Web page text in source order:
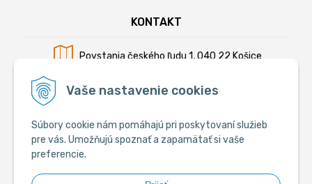
Vaše nastavenie cookies
Súbory cookie nám pomáhajú pri poskytovaní služieb
pre vás. Umožňujú spoznať a zapamätať si vaše
preferencie.
KONTAKT
Povstania českého ľudu 1, 040 22 Košice
Mobil:+421 902 794 355
E-mail:info@krmiva.sk